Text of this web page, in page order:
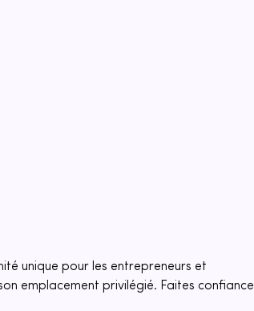
unique pour les entrepreneurs et
emplacement privilégié. Faites confiance